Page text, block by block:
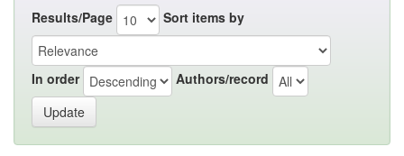
Results/Page Sort items by
In order Authors/record